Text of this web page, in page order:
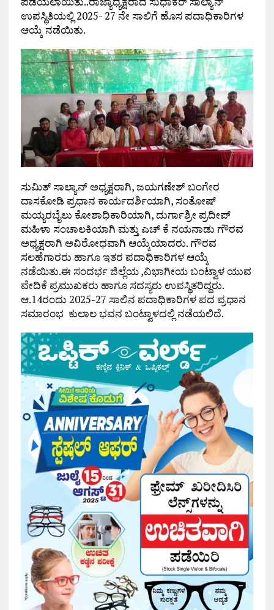
ಉಪಸ್ಥಿತಿಯಲ್ಲಿ 2025- 27 ನೇ ಸಾಲಿಗೆ ಹೊಸ ಪದಾಧಿಕಾರಿಗಳ
ಆಯ್ಕೆ ನಡೆಯಿತು.
ಸುಮಿತ್ ಸಾಲ್ಯಾನ್ ಅಧ್ಯಕ್ಷರಾಗಿ, ಜಯಗಣೇಶ್ ಬಂಗೇರ
ದಾಸಕೋಡಿ ಪ್ರಧಾನ ಕಾರ್ಯದರ್ಶಿಯಾಗಿ, ಸಂತೋಷ್
ಮಯ್ಯರಬೈಲು ಕೋಶಾಧಿಕಾರಿಯಾಗಿ, ದುರ್ಗಾಶ್ರೀ ಪ್ರದೀಪ್
ಮಹಿಳಾ ಸಂಚಾಲಕಿಯಾಗಿ ಮತ್ತು ಎಚ್ ಕೆ ನಯನಾಡು ಗೌರವ
ಅಧ್ಯಕ್ಷರಾಗಿ ಅವಿರೋಧವಾಗಿ ಆಯ್ಕೆಯಾದರು. ಗೌರವ
ಸಲಹೆಗಾರರು ಹಾಗೂ ಇತರ ಪದಾಧಿಕಾರಿಗಳ ಆಯ್ಕೆ
ನಡೆಯಿತು.ಈ ಸಂದರ್ಭ ಜಿಲ್ಲೆಯ ,ವಿಭಾಗೀಯ ಬಂಟ್ವಾಳ ಯುವ
ವೇದಿಕೆ ಪ್ರಮುಖಕರು ಹಾಗೂ ಸದಸ್ಯರು ಉಪಸ್ಥಿತರಿದ್ದರು.
ಆ.14ರಂದು 2025-27 ಸಾಲಿನ ಪದಾಧಿಕಾರಿಗಳ ಪದ ಪ್ರಧಾನ
ಸಮಾರಂಭ ಕುಲಾಲ ಭವನ ಬಂಟ್ವಾಳದಲ್ಲಿ ನಡೆಯಲಿದೆ.